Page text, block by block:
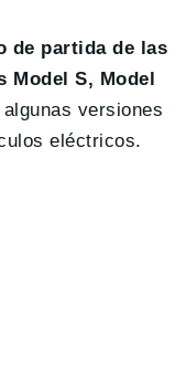
de partida de las
Model S, Model
versiones
eléctricos.